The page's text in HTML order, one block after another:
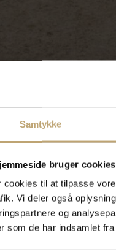
Samtykke
bruger cookies
cookies til at tilpasse
Vi deler også
og
som de har indsamlet